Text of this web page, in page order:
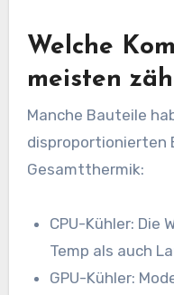
Welche
meisten
Manche Bauteile
disproportionierten
Gesamtthermik:
CPU-Kühler: Die
Temp als auch
GPU-Kühler: